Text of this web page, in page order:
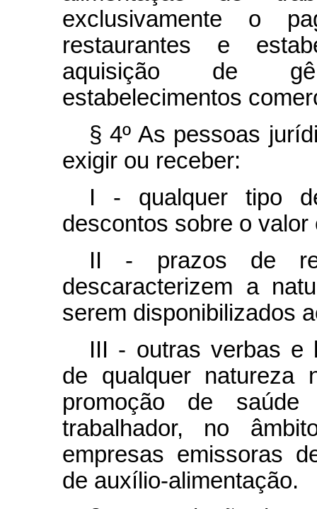
exclusivamente o
restaurantes e
aquisição de
estabelecimentos
§ 4º As pessoas
exigir ou receber:
I - qualquer tipo
descontos sobre o valor
II - prazos de
descaracterizem a
serem disponibilizados
III - outras verbas e
de qualquer natureza
promoção de
trabalhador, no
empresas emissoras
de auxílio-alimentação.